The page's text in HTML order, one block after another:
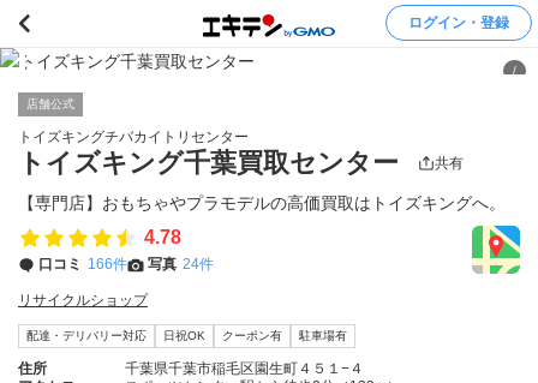
ログイン・登録
/
店舗公式
トイズキングチバカイトリセンター
トイズキング千葉買取センター 共有
【専門店】おもちゃやプラモデルの高価買取はトイズキングへ。‎
4.78
口コミ 166件 写真 24件
リサイクルショップ
配達・デリバリー対応 日祝OK クーポン有 駐車場有
住所
千葉県千葉市稲毛区園生町４５１−４